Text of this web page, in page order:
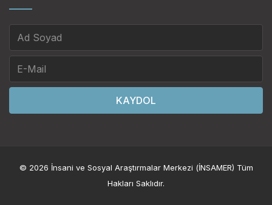
KAYDOL
© 2026 İnsani ve Sosyal Araştırmalar Merkezi (İNSAMER) Tüm
Hakları Saklıdır.